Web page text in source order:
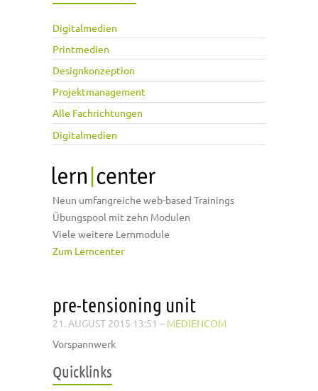
Digitalmedien
Printmedien
Designkonzeption
Projektmanagement
Alle Fachrichtungen
Digitalmedien
Neun umfangreiche web-based Trainings
Übungspool mit zehn Modulen
Viele weitere Lernmodule
Zum Lerncenter
pre-tensioning unit
21. AUGUST 2015 13:51 – MEDIENCOM
Vorspannwerk
Quicklinks